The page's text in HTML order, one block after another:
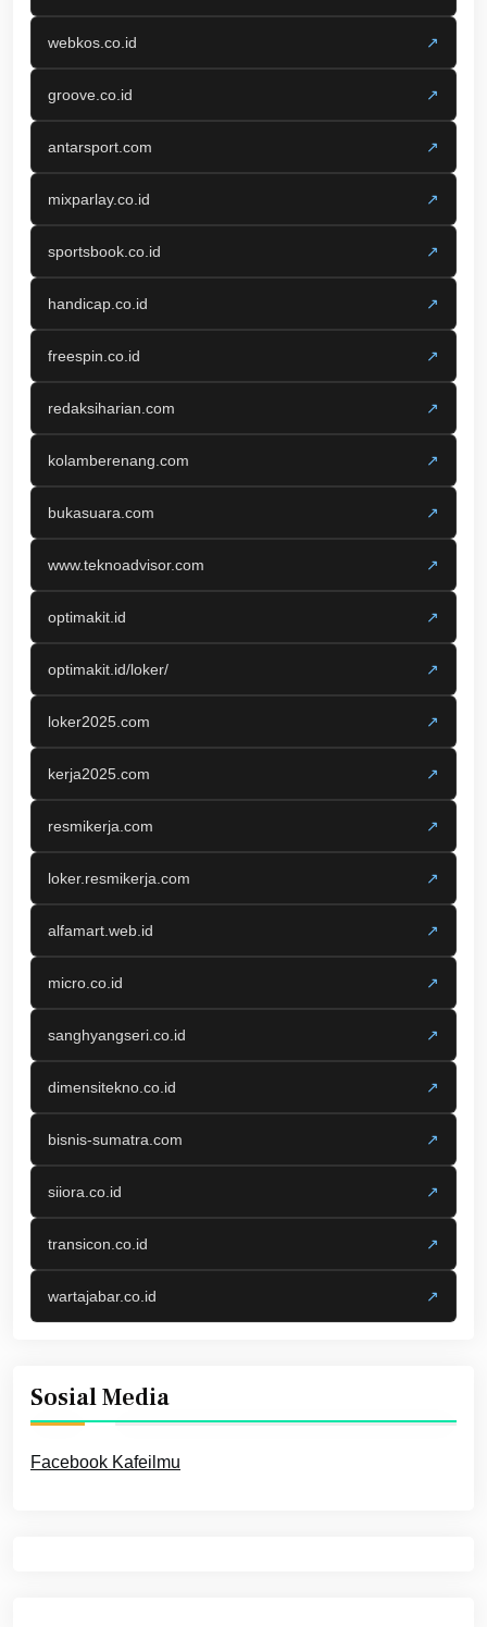
webkos.co.id ↗
groove.co.id ↗
antarsport.com ↗
mixparlay.co.id ↗
sportsbook.co.id ↗
handicap.co.id ↗
freespin.co.id ↗
redaksiharian.com ↗
kolamberenang.com ↗
bukasuara.com ↗
www.teknoadvisor.com ↗
optimakit.id ↗
optimakit.id/loker/ ↗
loker2025.com ↗
kerja2025.com ↗
resmikerja.com ↗
loker.resmikerja.com ↗
alfamart.web.id ↗
micro.co.id ↗
sanghyangseri.co.id ↗
dimensitekno.co.id ↗
bisnis-sumatra.com ↗
siiora.co.id ↗
transicon.co.id ↗
wartajabar.co.id ↗
Sosial Media
Facebook Kafeilmu